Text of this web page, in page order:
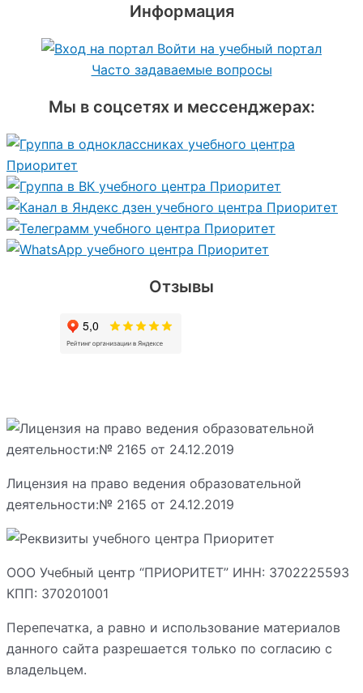
Информация
Войти на учебный портал
Часто задаваемые вопросы
Мы в соцсетях и мессенджерах:
Отзывы
Лицензия на право ведения образовательной
деятельности:№ 2165 от 24.12.2019
ООО Учебный центр “ПРИОРИТЕТ” ИНН: 3702225593
КПП: 370201001
Перепечатка, а равно и использование материалов
данного сайта разрешается только по согласию с
владельцем.